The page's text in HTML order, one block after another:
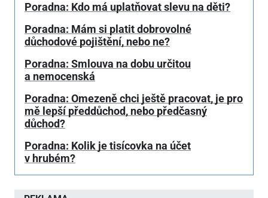
Poradna: Kdo má uplatňovat slevu na děti?
Poradna: Mám si platit dobrovolné
důchodové pojištění, nebo ne?
Poradna: Smlouva na dobu určitou
a nemocenská
Poradna: Omezeně chci ještě pracovat, je pro
mě lepší předdůchod, nebo předčasný
důchod?
Poradna: Kolik je tisícovka na účet
v hrubém?